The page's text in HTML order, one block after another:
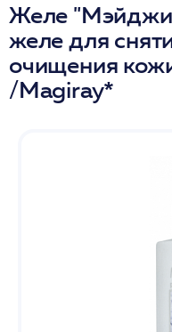
Желе
желе для
очищения
/Magiray*